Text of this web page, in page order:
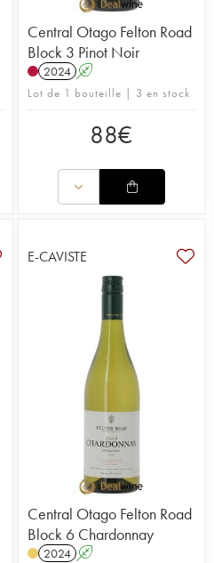
Central Otago Felton Road
Block 3 Pinot Noir
2024 A
Lot de 1 bouteille | 3 en stock
88€
E-CAVISTE
Central Otago Felton Road
Block 6 Chardonnay
2024 A